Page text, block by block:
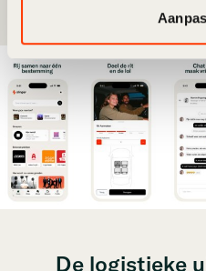
De logistieke